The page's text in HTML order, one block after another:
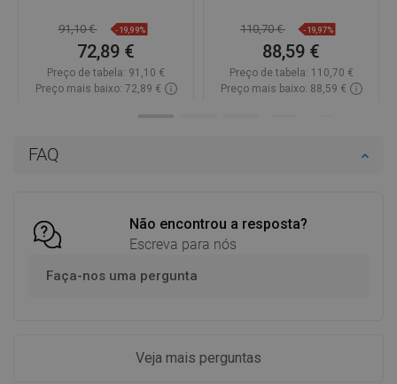
FAQ
Não encontrou a resposta?
Escreva para nós
Faça-nos uma pergunta
Veja mais perguntas
91,10 € -19,99%
72,89 €
Preço de tabela: 91,10 €
Preço mais baixo: 72,89 €
110,70 € -19,97%
88,59 €
Preço de tabela: 110,70 €
Preço mais baixo: 88,59 €